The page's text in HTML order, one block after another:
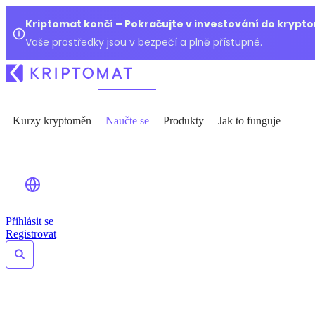
Kriptomat končí – Pokračujte v investování do
Vaše prostředky jsou v bezpečí a plně přístupné.
Kurzy kryptoměn Naučte se Produkty Jak to funguje
Přihlásit se
Registrovat